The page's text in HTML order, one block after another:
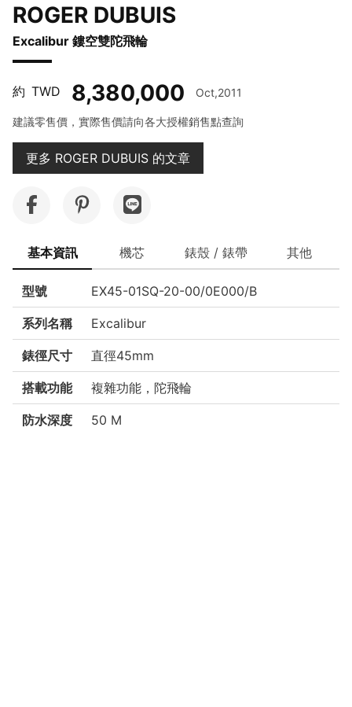
ROGER DUBUIS
Excalibur 鏤空雙陀飛輪
約 TWD 8,380,000 Oct,2011
建議零售價，實際售價請向各大授權銷售點查詢
更多 ROGER DUBUIS 的文章
基本資訊 機芯 錶殼 / 錶帶 其他
型號 EX45-01SQ-20-00/0E000/B
系列名稱 Excalibur
錶徑尺寸 直徑45mm
搭載功能 複雜功能，陀飛輪
防水深度 50 M